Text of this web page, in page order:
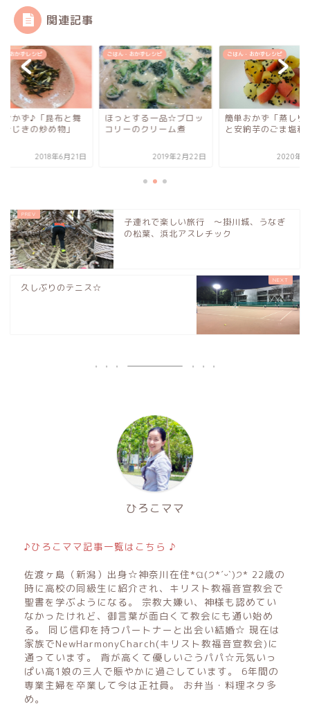
関連記事
・おかずレシピ
とする一品☆ブロッ
ーのクリーム煮
2019年2月22日
ごはん・おかずレシピ
簡単おかず「蒸しりんご
と安納芋のごま塩和え」
2020年2月8日
ごはん・おかずレシピ
簡単おかず♪「昆布
茸とひじきの炒め物
2018年6
子連れで楽しい旅行 〜掛川城、うなぎ
の松葉、浜北アスレチック
久しぶりのテニス☆
ひろこママ
♪ひろこママ記事一覧はこちら ♪
佐渡ヶ島（新潟）出身☆神奈川在住*ଘ(੭*ˊᵕˋ)੭* 22歳の
時に高校の同級生に紹介され、キリスト教福音宣教会で
聖書を学ぶようになる。 宗教大嫌い、神様も認めてい
なかったけれど、御言葉が面白くて教会にも通い始め
る。 同じ信仰を持つパートナーと出会い結婚☆ 現在は
家族でNewHarmonyCharch(キリスト教福音宣教会)に
通っています。 背が高くて優しいごうパパ☆元気いっ
ぱい高1娘の三人で賑やかに過ごしています。 6年間の
専業主婦を卒業して今は正社員。 お弁当・料理ネタ多
め。